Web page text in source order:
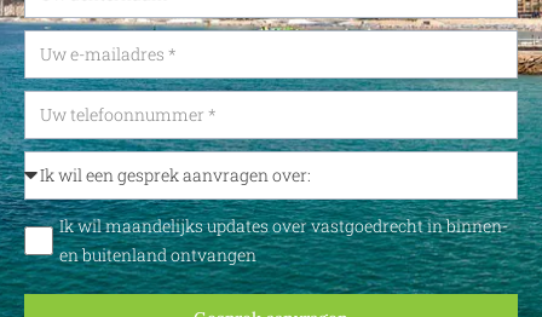
Ik wil maandelijks updates over vastgoedrecht in binnen-
en buitenland ontvangen